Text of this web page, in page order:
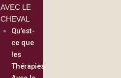
AVEC LE
CHEVAL
Qu’est-
ce que
les
Thérapies